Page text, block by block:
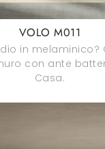
VOLO M011
in melaminico?
con ante
Casa.